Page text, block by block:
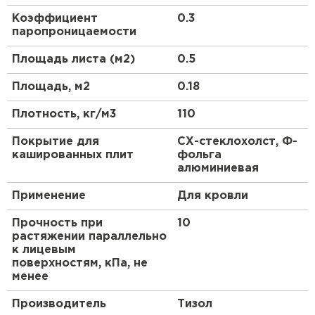
Коэффициент
паропроницаемости
0.3
Площадь листа (м2) 0.5
Площадь, м2 0.18
Плотность, кг/м3 110
Покрытие для
кашированных плит
СХ-стеклохолст, Ф-
фольга
алюминиевая
Применение Для кровли
Прочность при
растяжении параллельно
к лицевым
поверхностям, кПа, не
менее
10
Производитель Тизол
Утеплитель Isoroc
ПЕРЕЙТИ
Утеплитель Isover
Утеплитель Paroc
Утеплитель Penoplex